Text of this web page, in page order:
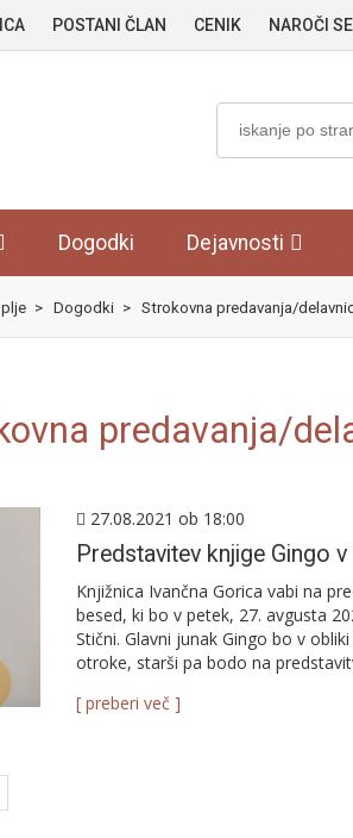
POSTANI ČLAN CENIK NAROČI SE
Dogodki Dejavnosti
> Dogodki > Strokovna predavanja/
predavanja/
27.08.2021 ob 18:00
Predstavitev knjige Gingo
Knjižnica Ivančna Gorica vabi na
besed, ki bo v petek, 27. avgusta
Stični. Glavni junak Gingo bo v
otroke, starši pa bodo na
[ preberi več ]